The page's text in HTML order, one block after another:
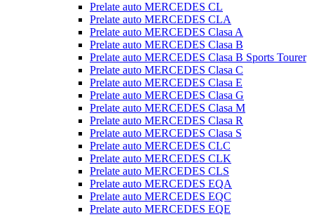
Prelate auto MERCEDES CL
Prelate auto MERCEDES CLA
Prelate auto MERCEDES Clasa A
Prelate auto MERCEDES Clasa B
Prelate auto MERCEDES Clasa B Sports Tourer
Prelate auto MERCEDES Clasa C
Prelate auto MERCEDES Clasa E
Prelate auto MERCEDES Clasa G
Prelate auto MERCEDES Clasa M
Prelate auto MERCEDES Clasa R
Prelate auto MERCEDES Clasa S
Prelate auto MERCEDES CLC
Prelate auto MERCEDES CLK
Prelate auto MERCEDES CLS
Prelate auto MERCEDES EQA
Prelate auto MERCEDES EQC
Prelate auto MERCEDES EQE